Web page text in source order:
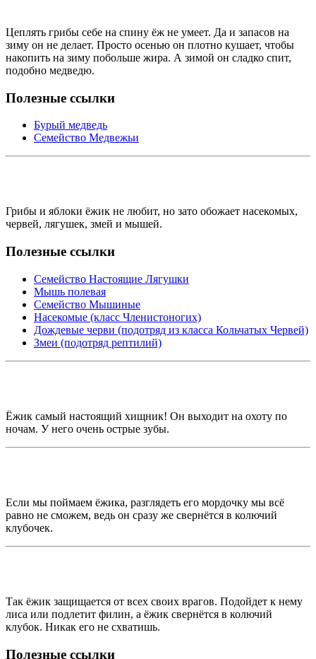
Цеплять грибы себе на спину ёж не умеет. Да и запасов на
зиму он не делает. Просто осенью он плотно кушает, чтобы
накопить на зиму побольше жира. А зимой он сладко спит,
подобно медведю.
Полезные ссылки
Бурый медведь
Семейство Медвежьи
Грибы и яблоки ёжик не любит, но зато обожает насекомых,
червей, лягушек, змей и мышей.
Полезные ссылки
Семейство Настоящие Лягушки
Мышь полевая
Семейство Мышиные
Насекомые (класс Членистоногих)
Дождевые черви (подотряд из класса Кольчатых Червей)
Змеи (подотряд рептилий)
Ёжик самый настоящий хищник! Он выходит на охоту по
ночам. У него очень острые зубы.
Если мы поймаем ёжика, разглядеть его мордочку мы всё
равно не сможем, ведь он сразу же свернётся в колючий
клубочек.
Так ёжик защищается от всех своих врагов. Подойдет к нему
лиса или подлетит филин, а ёжик свернётся в колючий
клубок. Никак его не схватишь.
Полезные ссылки